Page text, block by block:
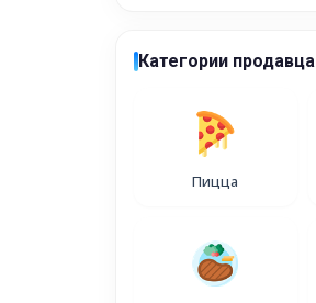
Категории продавца
Пицца